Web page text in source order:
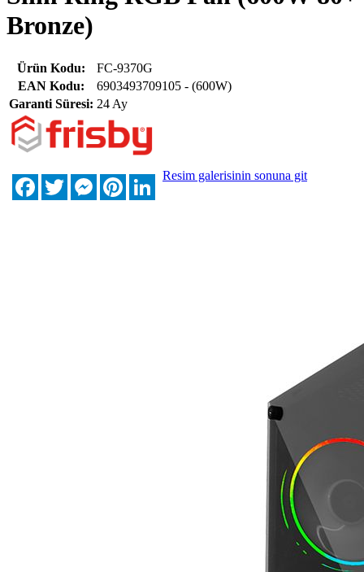
Bronze)
Ürün Kodu:
FC-9370G
EAN Kodu:
6903493709105 - (600W)
Garanti Süresi: 24 Ay
FacebookTwitterMessengerPinterestLinkedIn
Resim galerisinin sonuna git